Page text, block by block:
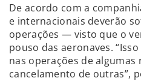
De acordo com a
e internacionais deverão
operações — visto que o
pouso das aeronaves.
nas operações de algumas
cancelamento de outras”,